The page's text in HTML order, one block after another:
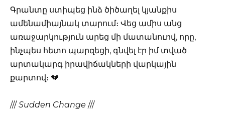
Գրանտը ստիպեց ինձ ծիծաղել կյանքիս
ամենամիայնակ տարում։ Վեց ամիս անց
առաջարկություն արեց մի մատանուով, որը,
ինչպես հետո պարզեցի, գնվել էր իմ տված
արտակարգ իրավիճակների վարկային
քարտով։ 💔
///Sudden Change ///